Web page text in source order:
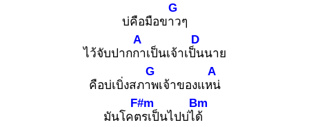
บ่คือมือขาว
G
ๆ
ไว้จับปากกา
A
เป็นเจ้าเป็น
D
นาย
คือบ่เบิ่งสภาพ
G
เจ้าของแหน่
A
มันโคตร
F#m
เป็นไปบ่ได้
Bm